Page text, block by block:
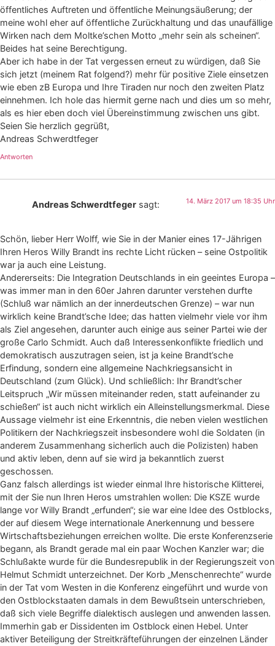
öffentliches Auftreten und öffentliche Meinungsäußerung; der
meine wohl eher auf öffentliche Zurückhaltung und das unaufällige
Wirken nach dem Moltke’schen Motto „mehr sein als scheinen“.
Beides hat seine Berechtigung.
Aber ich habe in der Tat vergessen erneut zu würdigen, daß Sie
sich jetzt (meinem Rat folgend?) mehr für positive Ziele einsetzen
wie eben zB Europa und Ihre Tiraden nur noch den zweiten Platz
einnehmen. Ich hole das hiermit gerne nach und dies um so mehr,
als es hier eben doch viel Übereinstimmung zwischen uns gibt.
Seien Sie herzlich gegrüßt,
Andreas Schwerdtfeger
Antworten
Andreas Schwerdtfeger sagt: 14. März 2017 um 18:35 Uhr
Schön, lieber Herr Wolff, wie Sie in der Manier eines 17-Jährigen
Ihren Heros Willy Brandt ins rechte Licht rücken – seine Ostpolitik
war ja auch eine Leistung.
Andererseits: Die Integration Deutschlands in ein geeintes Europa –
was immer man in den 60er Jahren darunter verstehen durfte
(Schluß war nämlich an der innerdeutschen Grenze) – war nun
wirklich keine Brandt’sche Idee; das hatten vielmehr viele vor ihm
als Ziel angesehen, darunter auch einige aus seiner Partei wie der
große Carlo Schmidt. Auch daß Interessenkonflikte friedlich und
demokratisch auszutragen seien, ist ja keine Brandt’sche
Erfindung, sondern eine allgemeine Nachkriegsansicht in
Deutschland (zum Glück). Und schließlich: Ihr Brandt’scher
Leitspruch „Wir müssen miteinander reden, statt aufeinander zu
schießen“ ist auch nicht wirklich ein Alleinstellungsmerkmal. Diese
Aussage vielmehr ist eine Erkenntnis, die neben vielen westlichen
Politikern der Nachkriegszeit insbesondere wohl die Soldaten (in
anderem Zusammenhang sicherlich auch die Polizisten) haben
und aktiv leben, denn auf sie wird ja bekanntlich zuerst
geschossen.
Ganz falsch allerdings ist wieder einmal Ihre historische Klitterei,
mit der Sie nun Ihren Heros umstrahlen wollen: Die KSZE wurde
lange vor Willy Brandt „erfunden“; sie war eine Idee des Ostblocks,
der auf diesem Wege internationale Anerkennung und bessere
Wirtschaftsbeziehungen erreichen wollte. Die erste Konferenzserie
begann, als Brandt gerade mal ein paar Wochen Kanzler war; die
Schlußakte wurde für die Bundesrepublik in der Regierungszeit von
Helmut Schmidt unterzeichnet. Der Korb „Menschenrechte“ wurde
in der Tat vom Westen in die Konferenz eingeführt und wurde von
den Ostblockstaaten damals in dem Bewußtsein unterschrieben,
daß sich viele Begriffe dialektisch auslegen und anwenden lassen.
Immerhin gab er Dissidenten im Ostblock einen Hebel. Unter
aktiver Beteiligung der Streitkräfteführungen der einzelnen Länder